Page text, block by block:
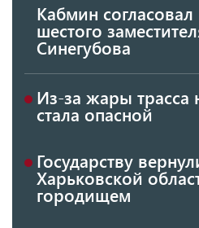
Кабмин согласовал
шестого
Синегубова
Из-за жары трасса
стала опасной
Государству
Харьковской
городищем